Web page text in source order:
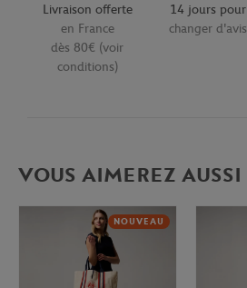
Livraison offerte
en France
dès 80€ (voir
conditions)
14 jours pour
changer d'avis
VOUS AIMEREZ AUSSI
NOUVEAU